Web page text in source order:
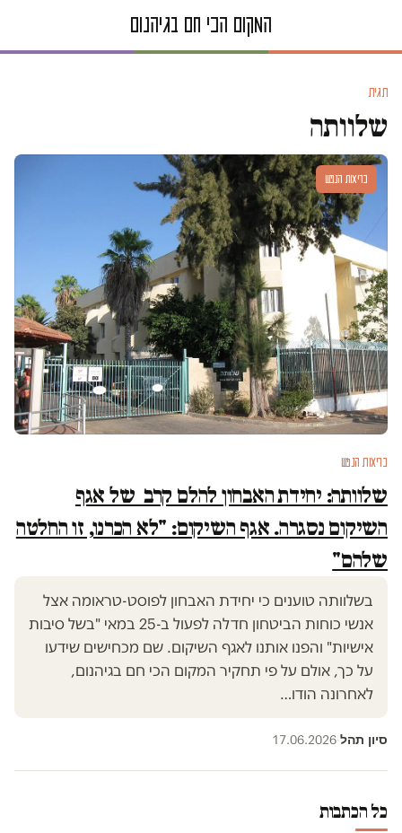
תגית
שלוותה
בריאות הנפש
בריאות הנפש
שלוותה: יחידת האבחון להלם קרב של אגף
השיקום נסגרה. אגף השיקום: "לא הכרנו, זו החלטה
שלהם"
בשלוותה טוענים כי יחידת האבחון לפוסט-טראומה אצל
אנשי כוחות הביטחון חדלה לפעול ב-25 במאי "בשל סיבות
אישיות" והפנו אותנו לאגף השיקום. שם מכחישים שידעו
על כך, אולם על פי תחקיר המקום הכי חם בגיהנום,
לאחרונה הודו…
סיון תהל·
17.06.2026
כל הכתבות